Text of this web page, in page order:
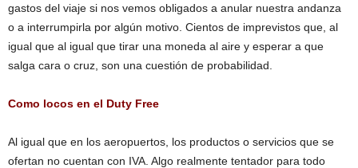
gastos del viaje si nos vemos obligados a anular nuestra andanza
o a interrumpirla por algún motivo. Cientos de imprevistos que, al
igual que al igual que tirar una moneda al aire y esperar a que
salga cara o cruz, son una cuestión de probabilidad.
Como locos en el Duty Free
Al igual que en los aeropuertos, los productos o servicios que se
ofertan no cuentan con IVA. Algo realmente tentador para todo